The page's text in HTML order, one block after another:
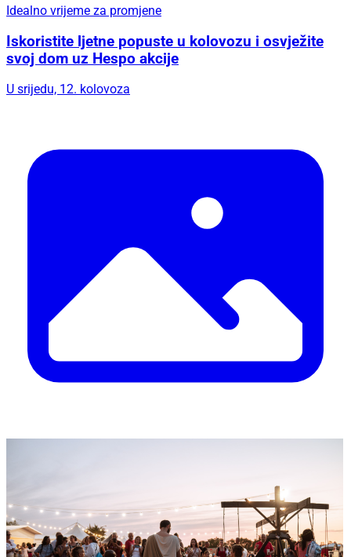
Idealno vrijeme za promjene
Iskoristite ljetne popuste u kolovozu i osvježite
svoj dom uz Hespo akcije
U srijedu, 12. kolovoza